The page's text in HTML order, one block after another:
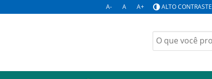
A- A A+ ALTO CONTRASTE
Buscar
por: